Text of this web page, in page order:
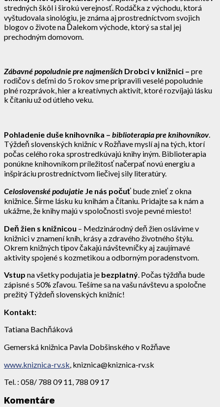
stredných škôl i širokú verejnosť. Rodáčka z východu, ktorá
vyštudovala sinológiu, je známa aj prostredníctvom svojich
blogov o živote na Ďalekom východe, ktorý sa stal jej
prechodným domovom.
Zábavné popoludnie pre najmenších Drobci v knižnici – pre
rodičov s deťmi do 5 rokov sme pripravili veselé popoludnie
plné rozprávok, hier a kreatívnych aktivít, ktoré rozvíjajú lásku
k čítaniu už od útleho veku.
Pohladenie duše knihovníka – biblioterapia pre knihovníkov
Týždeň slovenských knižníc v Rožňave myslí aj na tých, ktorí
počas celého roka sprostredkúvajú knihy iným. Biblioterapia
ponúkne knihovníkom príležitosť načerpať novú energiu a
inšpiráciu prostredníctvom liečivej sily literatúry.
Celoslovenské podujatie Je nás počuť bude znieť z okna
knižnice. Šírme lásku ku knihám a čítaniu. Pridajte sa k nám a
ukážme, že knihy majú v spoločnosti svoje pevné miesto!
Deň žien s knižnicou – Medzinárodný deň žien oslávime v
knižnici v znamení kníh, krásy a zdravého životného štýlu.
Okrem knižných tipov čakajú návštevníčky aj zaujímavé
aktivity spojené s kozmetikou a odborným poradenstvom.
Vstup na všetky podujatia je bezplatný . Počas týždňa bude
zápisné s 50% zľavou. Tešíme sa na vašu návštevu a spoločne
prežitý Týždeň slovenských knižníc!
Kontakt:
Tatiana Bachňáková
Gemerská knižnica Pavla Dobšinského v Rožňave
www.kniznica-rv.sk , kniznica@kniznica-rv.sk
Tel. : 058/ 788 09 11, 788 09 17
Komentáre